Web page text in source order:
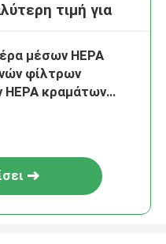
τιμή για
μέσων HEPA
φίλτρων
HEPA κραμάτων